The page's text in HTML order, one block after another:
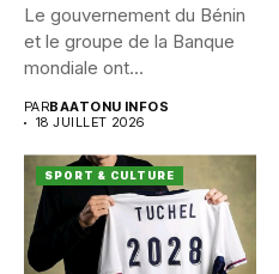
Le gouvernement du Bénin
et le groupe de la Banque
mondiale ont...
PARBAATONU INFOS
18 JUILLET 2026
SPORT & CULTURE